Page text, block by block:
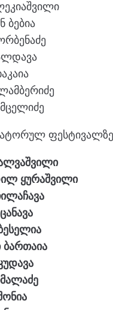
ბებია
ფესტივალზე
ყურაშვილი
ბართაია